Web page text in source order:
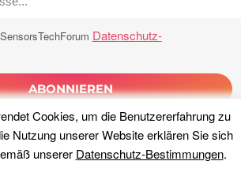
Cookies, um die Benutzererfahrung zu
Nutzung unserer Website erklären Sie sich
unserer Datenschutz-Bestimmungen.
Datenschutz-